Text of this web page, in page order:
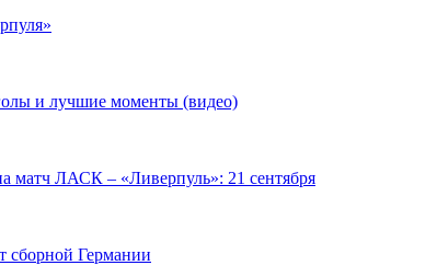
и лучшие моменты (видео)
матч ЛАСК – «Ливерпуль»: 21 сентября
сборной Германии